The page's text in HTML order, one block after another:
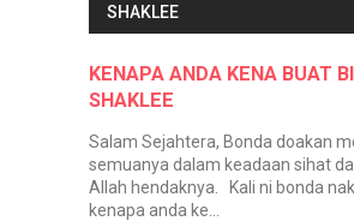
SHAKLEE
KENAPA ANDA KENA BUAT
SHAKLEE
Salam Sejahtera, Bonda doakan
semuanya dalam keadaan sihat
Allah hendaknya. Kali ni bonda
kenapa anda ke...